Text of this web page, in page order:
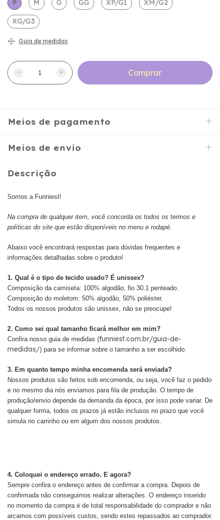
P M G GG XP/G1 XM/G2
XG/G3
Guia de medidas
Meios de pagamento
Meios de envio
Descrição
Somos a Funniest!
Na compra de qualquer item, você concorda os todos os termos e
políticas do site que estão disponíveis no menu e rodapé.
Abaixo você encontrará respostas para dúvidas frequentes e
informações detalhadas sobre o produto!
1. Qual é o tipo de tecido usado? É unissex?
Composição da camiseta: 100% algodão, fio 30.1 penteado.
Composição do moletom: 50% algodão, 50% poliéster.
Todos os nossos produtos são unissex, não se preocupe!
2. Como sei qual tamanho ficará melhor em mim?
Confira nosso guia de medidas (funniest.com.br/guia-de-
medidas/) para se informar sobre o tamanho a ser escolhido.
3. Em quanto tempo minha encomenda será enviada?
Nossos produtos são feitos sob encomenda, ou seja, você faz o pedido
e no mesmo dia nós enviamos para fila de produção. O tempo de
produção/envio depende da demanda da época, por isso pode variar. De
qualquer forma, todos os prazos já estão inclusos no prazo que você
simula no carrinho ou em algum dos nossos produtos.
4. Coloquei o endereço errado. E agora?
Sempre confira o endereço antes de confirmar a compra. Depois de
confirmada não conseguimos realizar alterações. O endereço inserido
no momento da compra é de total responsabilidade do comprador e não
arcamos com possíveis custos, sendo estes repassados ao comprador.